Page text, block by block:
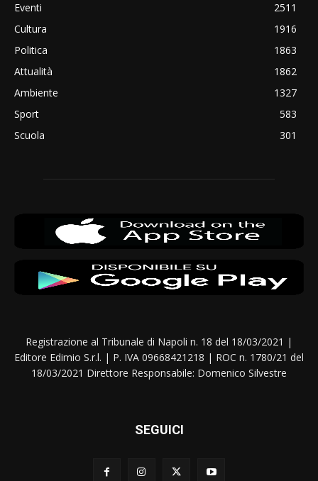
Eventi
2511
Cultura
1916
Politica
1863
Attualità
1862
Ambiente
1327
Sport
583
Scuola
301
Registrazione al Tribunale di Napoli n. 18 del 18/03/2021 |
Editore Edimio S.r.l. | P. IVA 09668421218 | ROC n. 1780/21 del
18/03/2021 Direttore Responsabile: Domenico Silvestre
SEGUICI